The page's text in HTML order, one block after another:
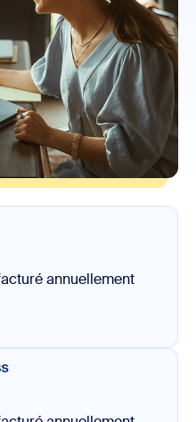
annuellement